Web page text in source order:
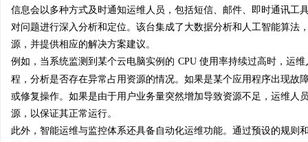
信息会以多种方式及时通知运维人员，包括短信、邮件、即时通讯
对问题进行深入分析和定位。该台集成了大数据分析和人工智能算法
源，并提供相应的解决方案建议。
例如，当系统监测到某个云电脑实例的 CPU 使用率持续过高时，运
程，分析是否存在异常占用资源的情况。如果是某个应用程序出现
或修复操作。如果是由于用户业务量突然增加导致资源不足，运维
源，以保证其正常运行。
此外，智能运维与监控体系还具备自动化运维功能。通过预设的规